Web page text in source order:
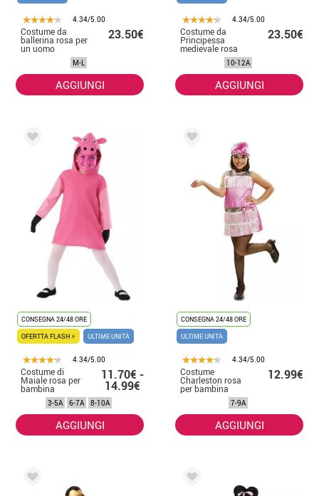
4.34/5.00
Costume da
ballerina rosa per
un uomo
23.50€
M-L
AGGIUNGI
4.34/5.00
Costume da
Principessa
medievale rosa
per bambina
23.50€
10-12A
AGGIUNGI
CONSEGNA 24/48 ORE
OFERTTA FLASH ⚡
ULTIME UNITÀ
4.34/5.00
Costume di
Maiale rosa per
bambina
11.70€ -
14.99€
3-5A 6-7A 8-10A
AGGIUNGI
CONSEGNA 24/48 ORE
ULTIME UNITÀ
4.34/5.00
Costume
Charleston rosa
per bambina
12.99€
7-9A
AGGIUNGI